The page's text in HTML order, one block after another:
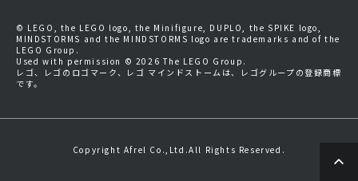
© LEGO, the LEGO logo, the Minifigure, DUPLO, the SPIKE logo,
MINDSTORMS and the MINDSTORMS logo are trademarks and of the
LEGO Group.
Used with permission © 2026 The LEGO Group.
レゴ、レゴのロゴマーク、レゴ マインドストームは、レゴグループの登録商標
です。
Copyright Afrel Co.,Ltd.All Rights Reserved.